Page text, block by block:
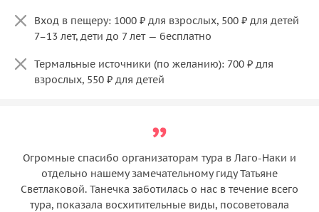
Вход в пещеру: 1000 ₽ для взрослых, 500 ₽ для детей
7–13 лет, дети до 7 лет — бесплатно
Термальные источники (по желанию): 700 ₽ для
взрослых, 550 ₽ для детей
Огромные спасибо организаторам тура в Лаго-Наки и
отдельно нашему замечательному гиду Татьяне
Светлаковой. Танечка заботилась о нас в течение всего
тура, показала восхитительные виды, посоветовала